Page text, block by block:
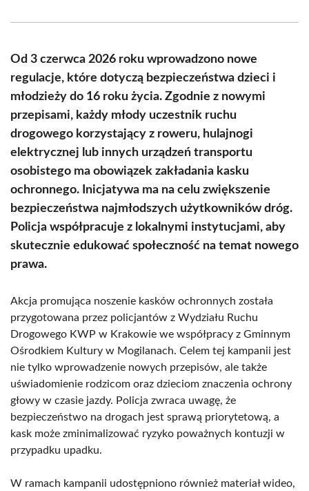
(Twitter)
Od 3 czerwca 2026 roku wprowadzono nowe
regulacje, które dotyczą bezpieczeństwa dzieci i
młodzieży do 16 roku życia. Zgodnie z nowymi
przepisami, każdy młody uczestnik ruchu
drogowego korzystający z roweru, hulajnogi
elektrycznej lub innych urządzeń transportu
osobistego ma obowiązek zakładania kasku
ochronnego. Inicjatywa ma na celu zwiększenie
bezpieczeństwa najmłodszych użytkowników dróg.
Policja współpracuje z lokalnymi instytucjami, aby
skutecznie edukować społeczność na temat nowego
prawa.
Akcja promująca noszenie kasków ochronnych została
przygotowana przez policjantów z Wydziału Ruchu
Drogowego KWP w Krakowie we współpracy z Gminnym
Ośrodkiem Kultury w Mogilanach. Celem tej kampanii jest
nie tylko wprowadzenie nowych przepisów, ale także
uświadomienie rodzicom oraz dzieciom znaczenia ochrony
głowy w czasie jazdy. Policja zwraca uwagę, że
bezpieczeństwo na drogach jest sprawą priorytetową, a
kask może zminimalizować ryzyko poważnych kontuzji w
przypadku upadku.
W ramach kampanii udostępniono również materiał wideo,